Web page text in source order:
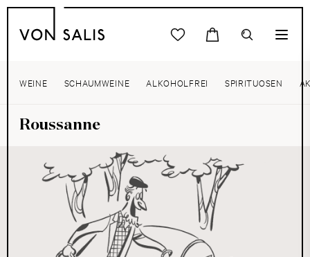
WEINE SCHAUMWEINE ALKOHOLFREI SPIRITUOSEN
Roussanne